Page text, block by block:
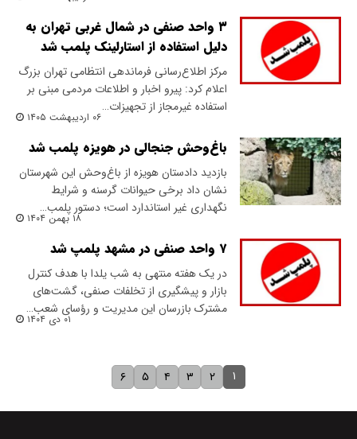
۳ واحد صنفی در شمال غربی تهران به
دلیل استفاده از استارلینک پلمب شد
مرکز اطلاع‌رسانی فرماندهی انتظامی تهران بزرگ
اعلام کرد: پیرو اخبار و اطلاعات مردمی مبنی بر
استفاده غیرمجاز از تجهیزات…
۰۶ اردیبهشت ۱۴۰۵
باغ‌وحش جنجالی در هویزه پلمب شد
بازدید دادستان هویزه از باغ‌وحش این شهرستان
نشان داد برخی حیوانات گرسنه و شرایط
نگهداری غیر استاندارد است؛ دستور پلمب…
۱۸ بهمن ۱۴۰۴
۷ واحد صنفی در مشهد پلمپ شد
در یک هفته منتهی به شب یلدا با هدف کنترل
بازار و پیشگیری از تخلفات صنفی، گشت‌های
مشترک بازرسان این مدیریت و رؤسای شعب…
۰۱ دی ۱۴۰۴
۱ ۲ ۳ ۴ ۵ ۶